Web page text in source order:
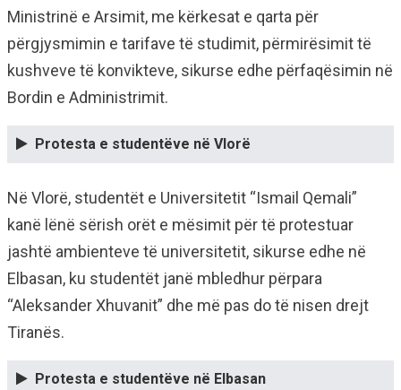
Ministrinë e Arsimit, me kërkesat e qarta për
përgjysmimin e tarifave të studimit, përmirësimit të
kushveve të konvikteve, sikurse edhe përfaqësimin në
Bordin e Administrimit.
Protesta e studentëve në Vlorë
Në Vlorë, studentët e Universitetit “Ismail Qemali”
kanë lënë sërish orët e mësimit për të protestuar
jashtë ambienteve të universitetit, sikurse edhe në
Elbasan, ku studentët janë mbledhur përpara
“Aleksander Xhuvanit” dhe më pas do të nisen drejt
Tiranës.
Protesta e studentëve në Elbasan